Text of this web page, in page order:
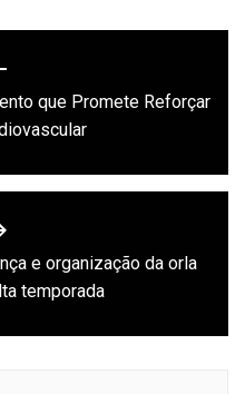
que Promete Reforçar
e organização da orla
temporada